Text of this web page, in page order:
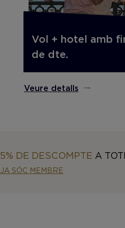
Vol + hotel amb
de dte.
Veure detalls
5% DE DESCOMPTE A
JA SÓC MEMBRE